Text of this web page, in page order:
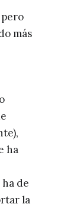
más
ha
de
la